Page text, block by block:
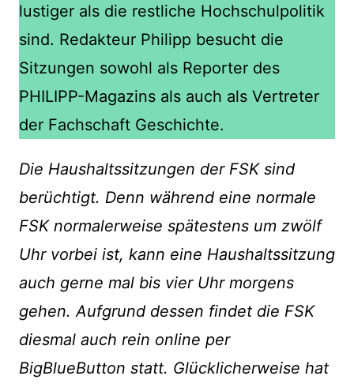
lustiger als die restliche Hochschulpolitik
sind. Redakteur Philipp besucht die
Sitzungen sowohl als Reporter des
PHILIPP-Magazins als auch als Vertreter
der Fachschaft Geschichte.
Die Haushaltssitzungen der FSK sind
berüchtigt. Denn während eine normale
FSK normalerweise spätestens um zwölf
Uhr vorbei ist, kann eine Haushaltssitzung
auch gerne mal bis vier Uhr morgens
gehen. Aufgrund dessen findet die FSK
diesmal auch rein online per
BigBlueButton statt. Glücklicherweise hat